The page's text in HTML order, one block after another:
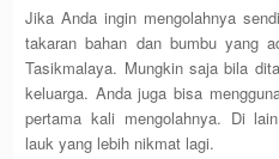
Jika Anda ingin mengolahnya
takaran bahan dan bumbu yang
Tasikmalaya. Mungkin saja bila
keluarga. Anda juga bisa
pertama kali mengolahnya. Di
lauk yang lebih nikmat lagi.